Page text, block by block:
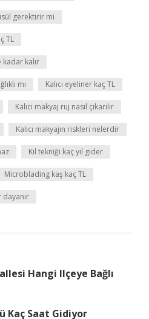
gerektirir mi
TL
kadar kalır
mı Kalıcı eyeliner kaç TL
Kalıcı makyaj ruj nasıl çıkarılır
Kalıcı makyajın riskleri nelerdir
Kıl tekniği kaç yıl gider
Microblading kaş kaç TL
Hangi Ilçeye Bağlı
Kaç Saat Gidiyor